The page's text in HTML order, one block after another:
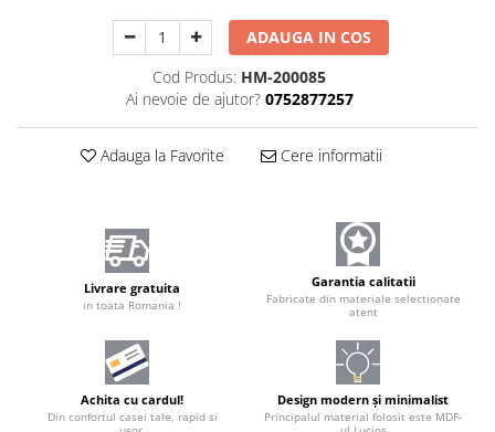
ADAUGA IN COS
Cod Produs: HM-200085
Ai nevoie de ajutor? 0752877257
Adauga la Favorite Cere informatii
Livrare gratuita
in toata Romania !
Garantia calitatii
Fabricate din materiale selectionate
atent
Achita cu cardul!
Din confortul casei tale, rapid si
Design modern și minimalist
Principalul material folosit este MDF-